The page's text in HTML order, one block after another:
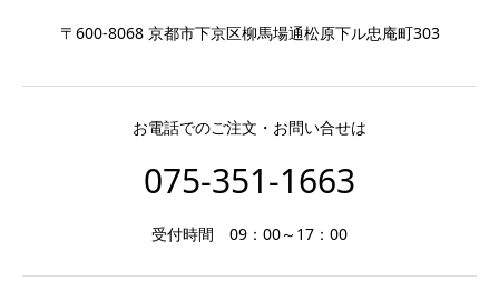
〒600-8068 京都市下京区柳馬場通松原下ル忠庵町303
お電話でのご注文・お問い合せは
075-351-1663
受付時間 09：00～17：00